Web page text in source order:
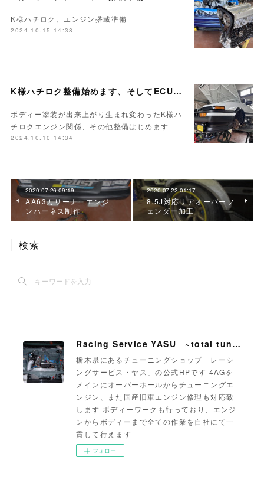
K様ハチロク、エンジン搭載準備
2024.10.15 14:38
K様ハチロク整備始めます、そしてECUセッティング
ボディー塗装が出来上がり生まれ変わったK様ハ
チロクエンジン関係、その他整備はじめます
2024.10.10 14:34
2020.07.26 09:19
AA63カリーナ エンジ
ンハーネス制作
2020.07.22 01:17
8.5J対応リアオーバーフ
ェンダー加工
検索
Racing Service YASU ~total tuning proshop~
栃木県にあるチューニングショップ「レーシ
ングサービス・ヤス」の公式HPです 4AGを
メインにオーバーホールからチューニングエ
ンジン、また国産旧車エンジン修理も対応致
します ボディーワークも行っており、エンジ
ンからボディーまで全ての作業を自社にて一
貫して行えます
フォロー